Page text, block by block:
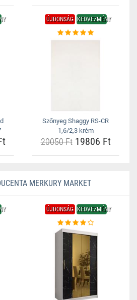
ÚJDONSÁG KEDVEZMÉNY
Szőnyeg Shaggy RS-CR
1,6/2,3 krém
20050 Ft19806 Ft
MERKURY MARKET
ÚJDONSÁG KEDVEZMÉNY